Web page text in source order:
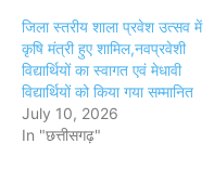
जिला स्तरीय शाला प्रवेश उत्सव में
कृषि मंत्री हुए शामिल,नवप्रवेशी
विद्यार्थियों का स्वागत एवं मेधावी
विद्यार्थियों को किया गया सम्मानित
July 10, 2026
In "छत्तीसगढ़"